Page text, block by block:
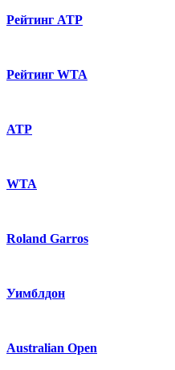
Рейтинг ATP
Рейтинг WTA
ATP
WTA
Roland Garros
Уимблдон
Australian Open